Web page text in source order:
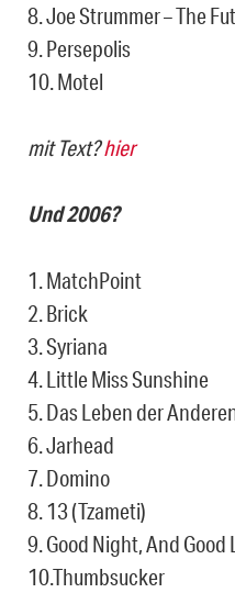
8. Joe Strummer – The
9. Persepolis
10. Motel
mit Text?hier
Und 2006?
1. MatchPoint
2. Brick
3. Syriana
4. Little Miss Sunshine
5. Das Leben der
6. Jarhead
7. Domino
8. 13 (Tzameti)
9. Good Night, And Good
10.Thumbsucker